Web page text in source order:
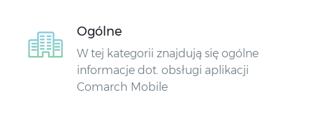
Ogólne
W tej kategorii znajdują się ogólne
informacje dot. obsługi aplikacji
Comarch Mobile